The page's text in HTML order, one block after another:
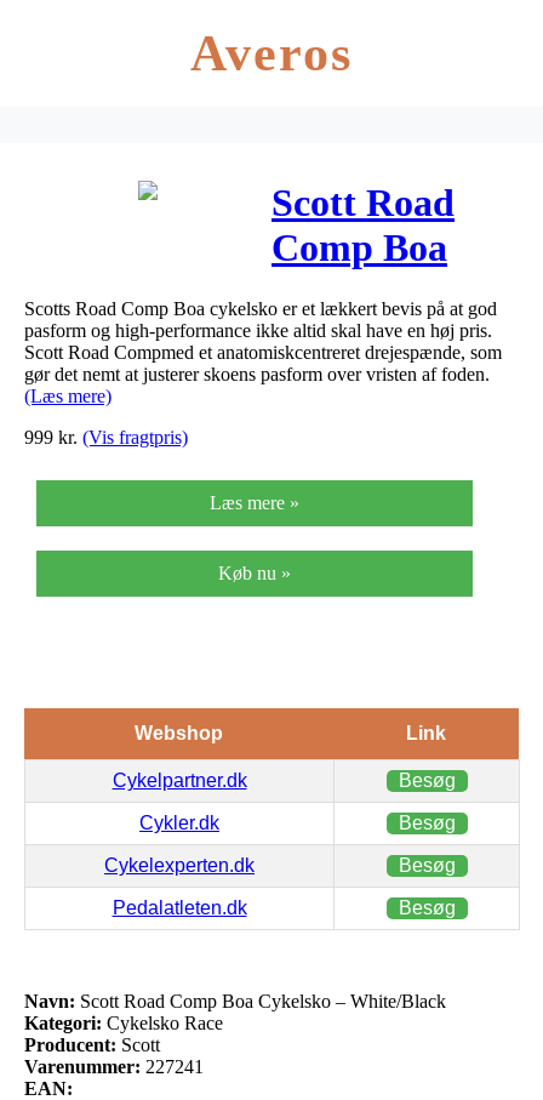
Averos
Scott Road
Comp Boa
Cykelsko –
White/Black
Scotts Road Comp Boa cykelsko er et lækkert bevis på at god
pasform og high-performance ikke altid skal have en høj pris.
Scott Road Compmed et anatomiskcentreret drejespænde, som
gør det nemt at justerer skoens pasform over vristen af foden.
(Læs mere)
999 kr. (Vis fragtpris)
Læs mere »
Køb nu »
Webshop Link
Cykelpartner.dk Besøg
Cykler.dk Besøg
Cykelexperten.dk Besøg
Pedalatleten.dk Besøg
Navn: Scott Road Comp Boa Cykelsko – White/Black
Kategori: Cykelsko Race
Producent: Scott
Varenummer: 227241
EAN: